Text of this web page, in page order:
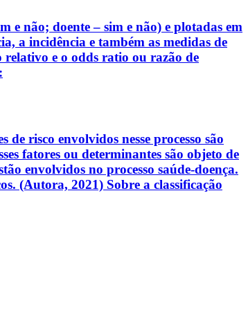
e não; doente – sim e não) e plotadas em
a incidência e também as medidas de
relativo e o odds ratio ou razão de
risco envolvidos nesse processo são
fatores ou determinantes são objeto de
envolvidos no processo saúde-doença.
(Autora, 2021) Sobre a classificação